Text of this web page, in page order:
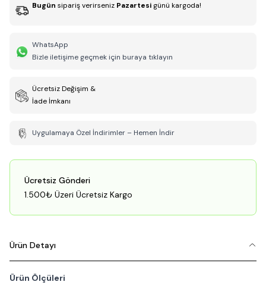
Bugün sipariş verirseniz Pazartesi günü kargoda!
WhatsApp
Bizle iletişime geçmek için buraya tıklayın
Ücretsiz Değişim &
İade İmkanı
Uygulamaya Özel İndirimler – Hemen İndir
Ücretsiz Gönderi
1.500₺ Üzeri Ücretsiz Kargo
Ürün Detayı
Ürün Ölçüleri